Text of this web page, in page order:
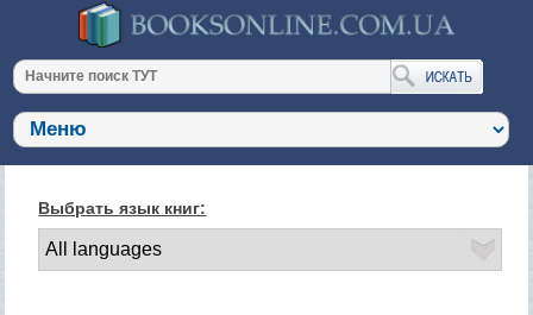
Выбрать язык книг: